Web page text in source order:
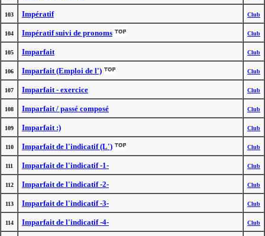
103 Impératif Club
104 Impératif suivi de pronoms Club
105 Imparfait Club
106 Imparfait (Emploi de l') Club
107 Imparfait - exercice Club
108 Imparfait / passé composé Club
109 Imparfait :) Club
110 Imparfait de l'indicatif (L') Club
111 Imparfait de l'indicatif -1- Club
112 Imparfait de l'indicatif -2- Club
113 Imparfait de l'indicatif -3- Club
114 Imparfait de l'indicatif -4- Club